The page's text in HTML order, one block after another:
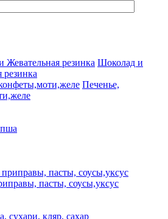
Шоколад и
резинка
Печенье,
пасты, соусы,уксус
сухари, кляр, сахар